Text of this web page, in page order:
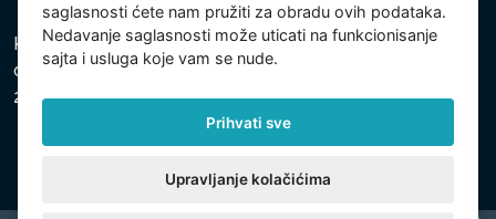
Kompanija je registrovana u Opštinskom sudu u Pragu,
odeljak C, uložak 74759, Identifikacioni broj kompanije:
26150808, Poreski identifikacioni broj: CZ26150808.
saglasnosti ćete nam pružiti za obradu ovih podataka.
Nedavanje saglasnosti može uticati na funkcionisanje
sajta i usluga koje vam se nude.
Prihvati sve
Upravljanje kolačićima